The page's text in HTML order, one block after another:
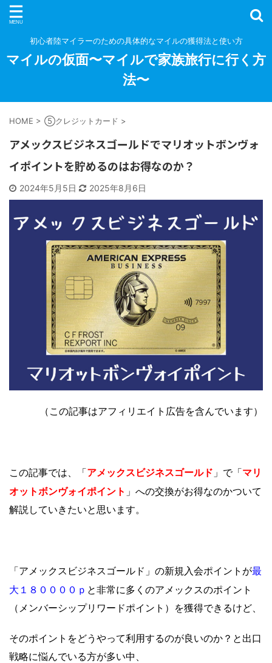
初心者陸マイラーのための具体的なマイルの獲得法と使い方
マイルの仮面〜マイルで家族旅行に行く方
法〜
HOME > ⑤クレジットカード >
アメックスビジネスゴールドでマリオットボンヴォ
イポイントを貯めるのはお得なのか？
2024年5月5日 2025年8月6日
（この記事はアフィリエイト広告を含んでいます）
この記事では、「アメックスビジネスゴールド 」で「マリ
オットボンヴォイポイント 」への交換がお得なのかついて
解説していきたいと思います。
「アメックスビジネスゴールド」の新規入会ポイントが最
大１８００００ｐ と非常に多くのアメックスのポイント
（メンバーシップリワードポイント）を獲得できるけど、
そのポイントをどうやって利用するのが良いのか？ と出口
戦略に悩んでいる方が多い中、